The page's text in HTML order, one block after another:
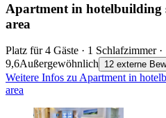
Apartment in hotelbuilding
area
Platz für 4 Gäste · 1 Schlafzimmer
9,6Außergewöhnlich 12 externe
Weitere Infos zu Apartment in
area